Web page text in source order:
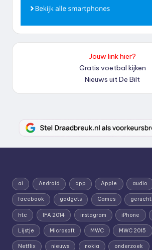
Jouw link hier?
Gratis voetbal kijken
Nieuws uit De Bilt
ai Android app Apple audio
facebook gadgets Games gerucht
htc IFA 2014 instagram iPhone
Lijstje Microsoft MWC MWC 2015
Netflix nieuws nokia onderzoek